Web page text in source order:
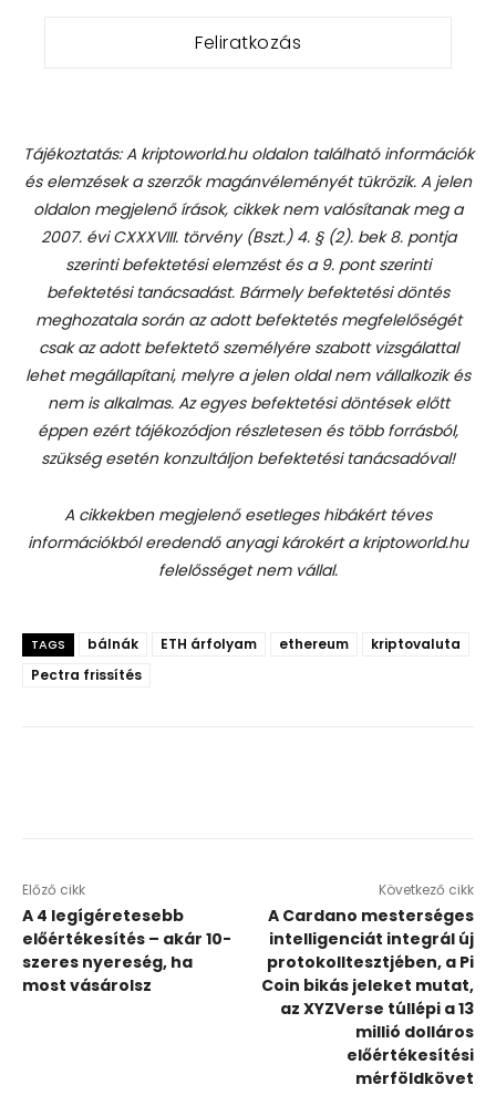
Tájékoztatás: A kriptoworld.hu oldalon található információk
és elemzések a szerzők magánvéleményét tükrözik. A jelen
oldalon megjelenő írások, cikkek nem valósítanak meg a
2007. évi CXXXVIII. törvény (Bszt.) 4. § (2). bek 8. pontja
szerinti befektetési elemzést és a 9. pont szerinti
befektetési tanácsadást. Bármely befektetési döntés
meghozatala során az adott befektetés megfelelőségét
csak az adott befektető személyére szabott vizsgálattal
lehet megállapítani, melyre a jelen oldal nem vállalkozik és
nem is alkalmas. Az egyes befektetési döntések előtt
éppen ezért tájékozódjon részletesen és több forrásból,
szükség esetén konzultáljon befektetési tanácsadóval!
A cikkekben megjelenő esetleges hibákért téves
információkból eredendő anyagi károkért a kriptoworld.hu
felelősséget nem vállal.
TAGS bálnák ETH árfolyam ethereum
kriptovaluta
Pectra frissítés
Előző cikk
A 4 legígéretesebb
előértékesítés – akár 10-
szeres nyereség, ha
most vásárolsz
Következő cikk
A Cardano mesterséges
intelligenciát integrál új
protokolltesztjében, a Pi
Coin bikás jeleket mutat,
az XYZVerse túllépi a 13
millió dolláros
előértékesítési
mérföldkövet